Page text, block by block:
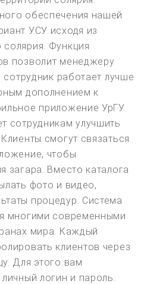
обеспечения нашей
УСУ исходя из
Функция
позволит менеджеру
работает лучше
дополнением к
приложение УрГУ.
сотрудникам улучшить
смогут связаться
чтобы
загара. Вместо каталога
фото и видео,
процедур. Система
многими современными
мира. Каждый
клиентов через
Для этого вам
логин и пароль.